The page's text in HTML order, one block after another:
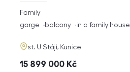
rozměry
disposition
Family
funkce
garge balcony in a family house
adresa
st. U Stájí, Kunice
cena
15 899 000 Kč